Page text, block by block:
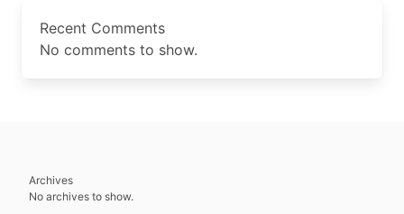
Recent Comments
No comments to show.
Archives
No archives to show.